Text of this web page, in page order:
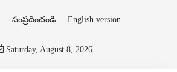
సంప్రదించండి English version
Saturday, August 8, 2026